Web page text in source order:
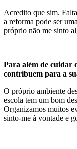
Acredito que sim.
a reforma pode ser
próprio não me sinto
Para além de cuidar
contribuem para a
O próprio ambiente
escola tem um bom
Organizamos muitos
sinto-me à vontade e